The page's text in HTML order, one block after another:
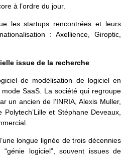
à l’ordre du jour.
les startups rencontrées et leurs
: Axellience, Giroptic,
issue de la recherche
de modélisation de logiciel en
SaaS. La société qui regroupe
un ancien de l’INRIA, Alexis Muller,
et Stéphane Deveaux,
longue lignée de trois décennies
logiciel”, souvent issues de